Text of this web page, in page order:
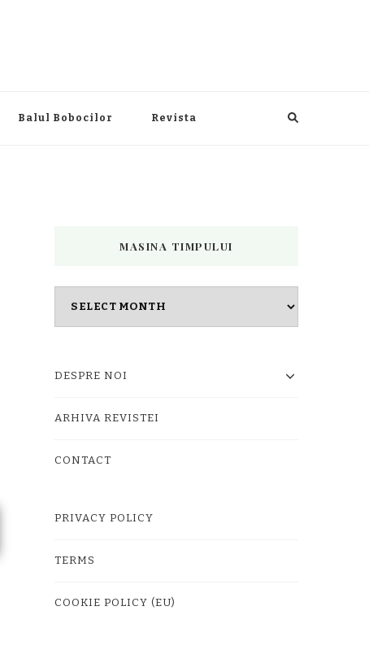
Balul Bobocilor Revista
MASINA TIMPULUI
DESPRE NOI
ARHIVA REVISTEI
CONTACT
PRIVACY POLICY
TERMS
COOKIE POLICY (EU)